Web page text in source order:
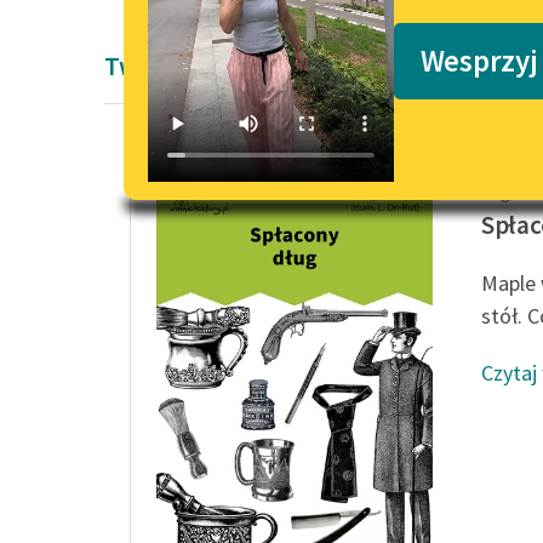
Twórczość Edgara Wallace'a
stół.
Czytaj